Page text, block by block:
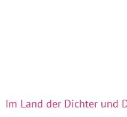
Im Land der Dichter und